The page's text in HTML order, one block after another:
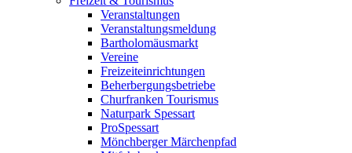
Veranstaltungen
Veranstaltungsmeldung
Bartholomäusmarkt
Vereine
Freizeiteinrichtungen
Beherbergungsbetriebe
Churfranken Tourismus
Naturpark Spessart
ProSpessart
Mönchberger Märchenpfad